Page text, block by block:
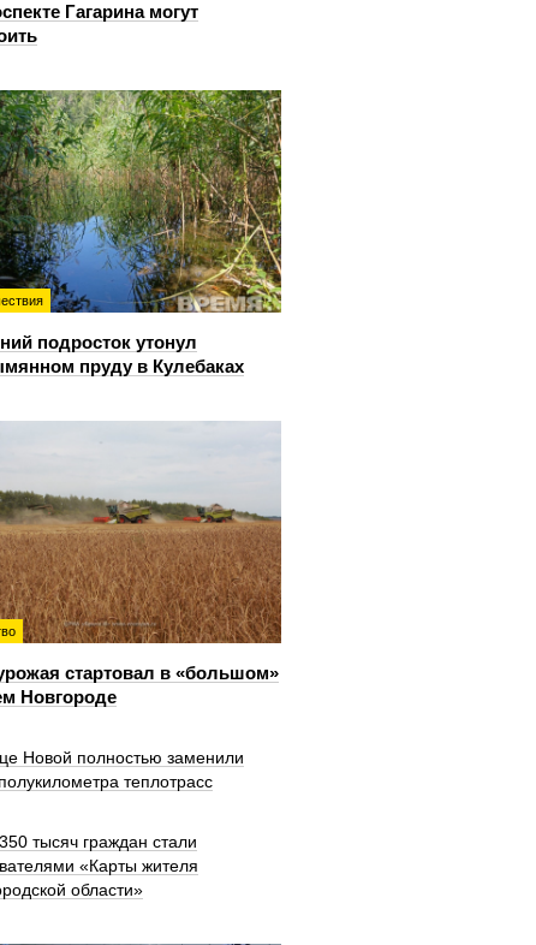
Гагарина могут
подросток утонул
пруду в Кулебаках
стартовал в «большом»
Новгороде
Новой полностью заменили
теплотрасс
тысяч граждан стали
«Карты жителя
области»